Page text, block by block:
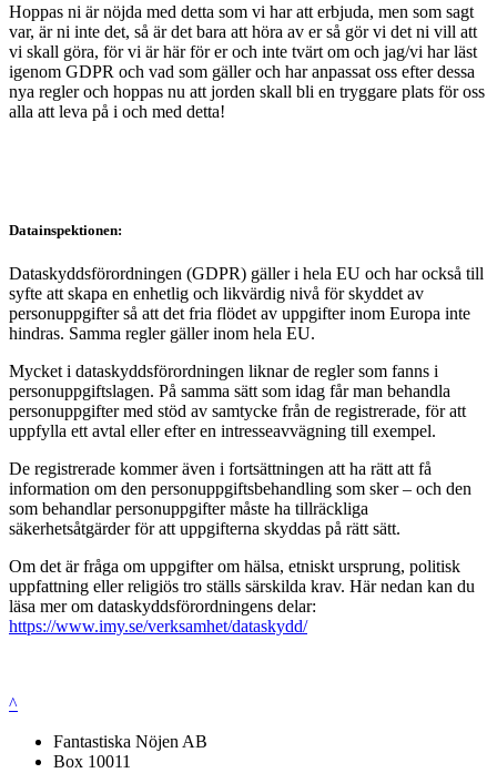
Hoppas ni är nöjda med detta som vi har att erbjuda, men som sagt
var, är ni inte det, så är det bara att höra av er så gör vi det ni vill att
vi skall göra, för vi är här för er och inte tvärt om och jag/vi har läst
igenom GDPR och vad som gäller och har anpassat oss efter dessa
nya regler och hoppas nu att jorden skall bli en tryggare plats för oss
alla att leva på i och med detta!
Datainspektionen:
Dataskyddsförordningen (GDPR) gäller i hela EU och har också till
syfte att skapa en enhetlig och likvärdig nivå för skyddet av
personuppgifter så att det fria flödet av uppgifter inom Europa inte
hindras. Samma regler gäller inom hela EU.
Mycket i dataskyddsförordningen liknar de regler som fanns i
personuppgiftslagen. På samma sätt som idag får man behandla
personuppgifter med stöd av samtycke från de registrerade, för att
uppfylla ett avtal eller efter en intresseavvägning till exempel.
De registrerade kommer även i fortsättningen att ha rätt att få
information om den personuppgiftsbehandling som sker – och den
som behandlar personuppgifter måste ha tillräckliga
säkerhetsåtgärder för att uppgifterna skyddas på rätt sätt.
Om det är fråga om uppgifter om hälsa, etniskt ursprung, politisk
uppfattning eller religiös tro ställs särskilda krav. Här nedan kan du
läsa mer om dataskyddsförordningens delar:
https://www.imy.se/verksamhet/dataskydd/
^
Fantastiska Nöjen AB
Box 10011